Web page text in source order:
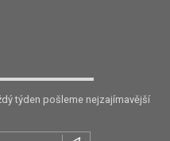
týden pošleme nejzajímavější